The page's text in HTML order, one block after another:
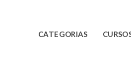
CATEGORIAS